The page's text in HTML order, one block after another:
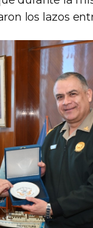
los lazos